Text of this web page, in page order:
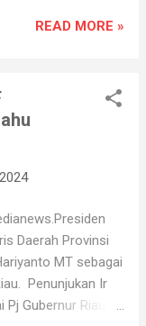
derajat celsius dan
pembegalan
BKN-
di halte
halte, dia pesen
saya," ucapnya
hitam matic yang
itu pun berhenti
pria yang
celurit sambil
READ MORE »
Daerah Provinsi
MT sebagai
Penunjukan Ir
Gubernur Riau